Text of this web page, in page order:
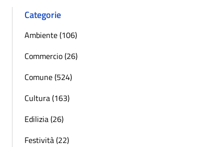
Categorie
Ambiente (106)
Commercio (26)
Comune (524)
Cultura (163)
Edilizia (26)
Festività (22)